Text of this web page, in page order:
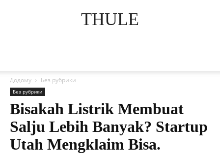
THULE
Додому Без рубрики
Без рубрики
Bisakah Listrik Membuat
Salju Lebih Banyak? Startup
Utah Mengklaim Bisa.